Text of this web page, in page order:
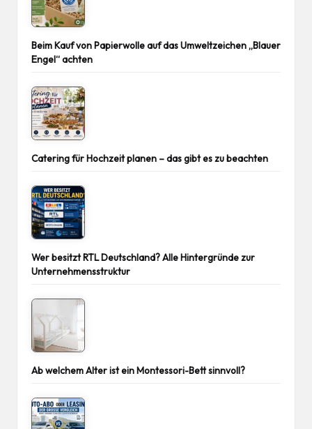
Beim Kauf von Papierwolle auf das Umweltzeichen „Blauer
Engel“ achten
Catering für Hochzeit planen – das gibt es zu beachten
Wer besitzt RTL Deutschland? Alle Hintergründe zur
Unternehmensstruktur
Ab welchem Alter ist ein Montessori-Bett sinnvoll?